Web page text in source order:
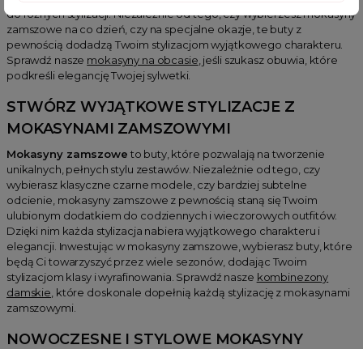
do różnych stylizacji. Niezależnie od tego, czy wybierzesz mokasyny
zamszowe na co dzień, czy na specjalne okazje, te buty z
pewnością dodadzą Twoim stylizacjom wyjątkowego charakteru.
Sprawdź nasze mokasyny na obcasie , jeśli szukasz obuwia, które
podkreśli elegancję Twojej sylwetki.
STWÓRZ WYJĄTKOWE STYLIZACJE Z
MOKASYNAMI ZAMSZOWYMI
Mokasyny zamszowe to buty, które pozwalają na tworzenie
unikalnych, pełnych stylu zestawów. Niezależnie od tego, czy
wybierasz klasyczne czarne modele, czy bardziej subtelne
odcienie, mokasyny zamszowe z pewnością staną się Twoim
ulubionym dodatkiem do codziennych i wieczorowych outfitów.
Dzięki nim każda stylizacja nabiera wyjątkowego charakteru i
elegancji. Inwestując w mokasyny zamszowe, wybierasz buty, które
będą Ci towarzyszyć przez wiele sezonów, dodając Twoim
stylizacjom klasy i wyrafinowania. Sprawdź nasze kombinezony
damskie , które doskonale dopełnią każdą stylizację z mokasynami
zamszowymi.
NOWOCZESNE I STYLOWE MOKASYNY